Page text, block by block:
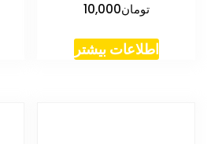
تومان10,000
اطلاعات بیشتر